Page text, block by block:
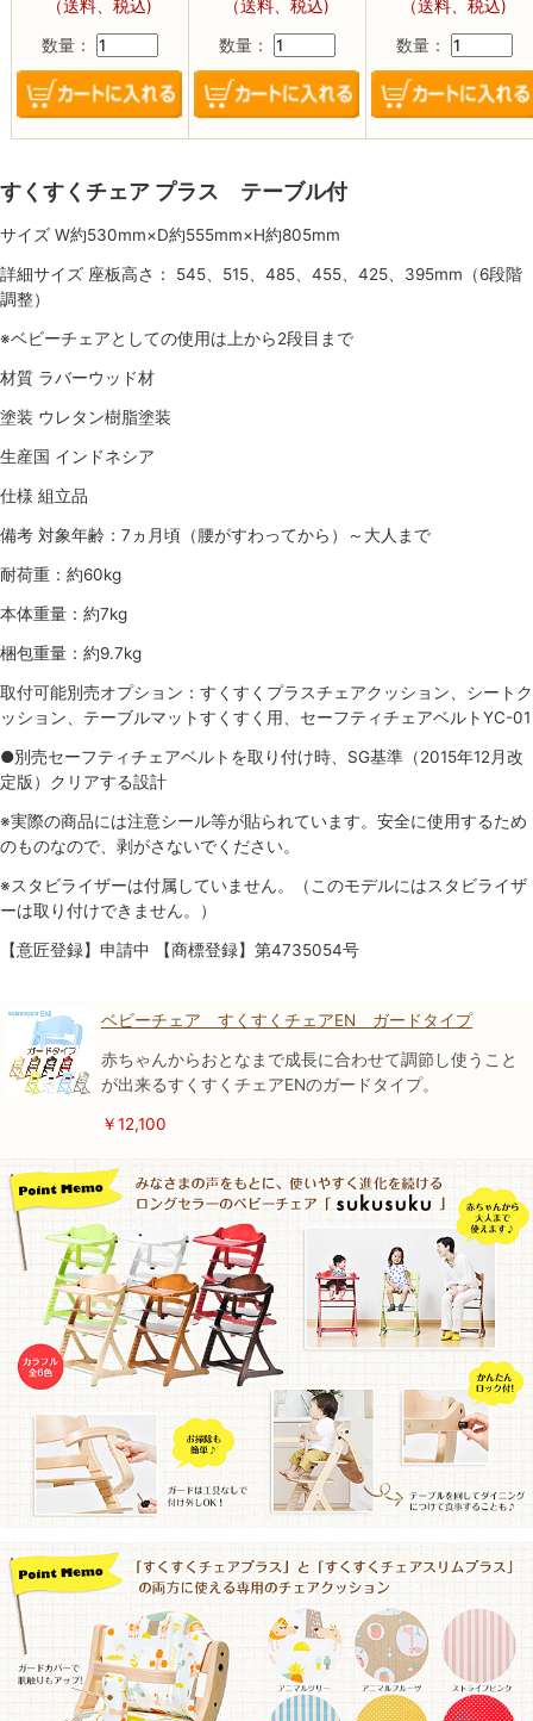
（送料、税込)
数量：
（送料、税込)
数量：
（送料、税込)
数量：
すくすくチェア プラス テーブル付
サイズ W約530mm×D約555mm×H約805mm
詳細サイズ 座板高さ： 545、515、485、455、425、395mm（6段階
調整）
※ベビーチェアとしての使用は上から2段目まで
材質 ラバーウッド材
塗装 ウレタン樹脂塗装
生産国 インドネシア
仕様 組立品
備考 対象年齢：7ヵ月頃（腰がすわってから）～大人まで
耐荷重：約60kg
本体重量：約7kg
梱包重量：約9.7kg
取付可能別売オプション：すくすくプラスチェアクッション、シートク
ッション、テーブルマットすくすく用、セーフティチェアベルトYC-01
●別売セーフティチェアベルトを取り付け時、SG基準（2015年12月改
定版）クリアする設計
※実際の商品には注意シール等が貼られています。安全に使用するため
のものなので、剥がさないでください。
※スタビライザーは付属していません。（このモデルにはスタビライザ
ーは取り付けできません。）
【意匠登録】申請中 【商標登録】第4735054号
ベビーチェア すくすくチェアEN ガードタイプ
赤ちゃんからおとなまで成長に合わせて調節し使うこと
が出来るすくすくチェアENのガードタイプ。
￥12,100